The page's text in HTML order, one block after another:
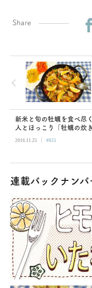
Share
新米と旬の牡蠣を食べ尽
人とほっこり「牡蠣の炊
2016.11.25 | #025
連載バックナンバ